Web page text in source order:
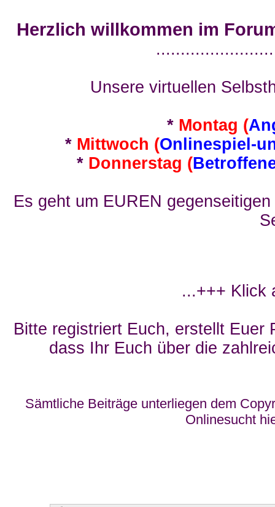
Herzlich willkommen im
Unsere virtuellen
* Montag (
* Mittwoch (Onlinespiel-
* Donnerstag (
Es geht um EUREN
...+++ Klick
Bitte registriert Euch, erstellt Euer
dass Ihr Euch über die
Sämtliche Beiträge unterliegen dem
Onlinesucht